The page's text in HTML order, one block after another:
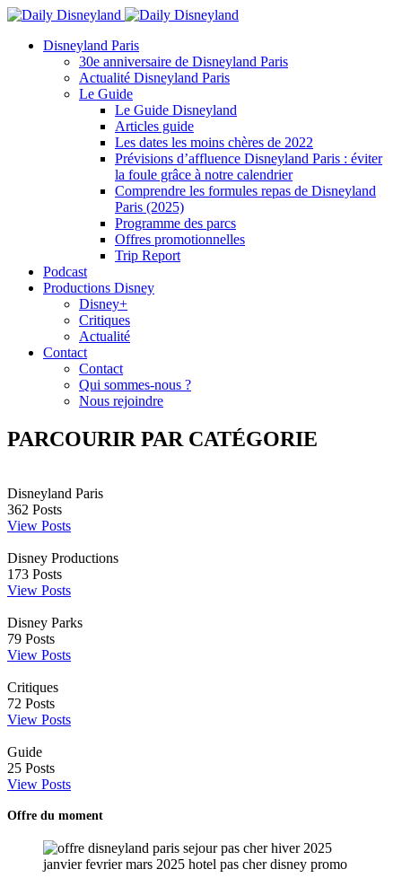
Disneyland Paris
30e anniversaire de Disneyland Paris
Actualité Disneyland Paris
Le Guide
Le Guide Disneyland
Articles guide
Les dates les moins chères de 2022
Prévisions d’affluence Disneyland Paris : éviter
la foule grâce à notre calendrier
Comprendre les formules repas de Disneyland
Paris (2025)
Programme des parcs
Offres promotionnelles
Trip Report
Podcast
Productions Disney
Disney+
Critiques
Actualité
Contact
Contact
Qui sommes-nous ?
Nous rejoindre
PARCOURIR PAR CATÉGORIE
Disneyland Paris
362 Posts
View Posts
Disney Productions
173 Posts
View Posts
Disney Parks
79 Posts
View Posts
Critiques
72 Posts
View Posts
Guide
25 Posts
View Posts
Offre du moment